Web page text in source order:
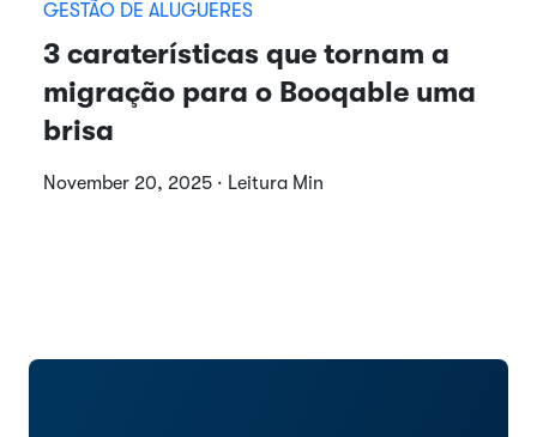
GESTÃO DE ALUGUERES
3 caraterísticas que tornam a
migração para o Booqable uma
brisa
November 20, 2025 · Leitura Min